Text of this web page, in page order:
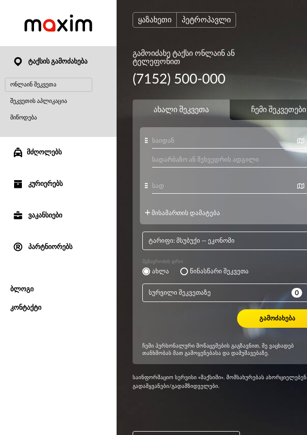
ტაქსის გამოძახება
ონლაინ შეკვეთა
შეკვეთის აპლიკაცია
მიწოდება
მძღოლებს
კურიერებს
ვაკანსიები
პარტნიორებს
ბლოგი
კონტაქტი
ყაზახეთი პეტროპავლი
გამოიძახე ტაქსი ონლაინ ან
ტელეფონით
(7152) 500-000
საინფორმაციო სერვისი «მაქსიმი». მომსახურებას ახორციელებენ
გადამყვანები/გადამზიდველები.